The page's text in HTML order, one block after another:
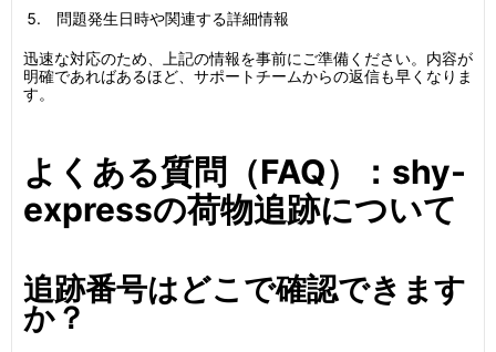
問題発生日時や関連する詳細情報
迅速な対応のため、上記の情報を事前にご準備ください。内容が
明確であればあるほど、サポートチームからの返信も早くなりま
す。
よくある質問（FAQ）：shy-
expressの荷物追跡について
追跡番号はどこで確認できます
か？